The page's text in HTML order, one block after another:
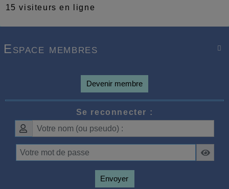
15 visiteurs en ligne

Espace membres
Devenir membre
Se reconnecter :
Envoyer